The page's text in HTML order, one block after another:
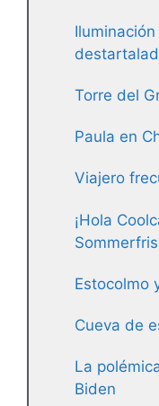
Torre del
Paula en
Viajero
¡Hola
Estocolmo
Cueva de
La
Biden